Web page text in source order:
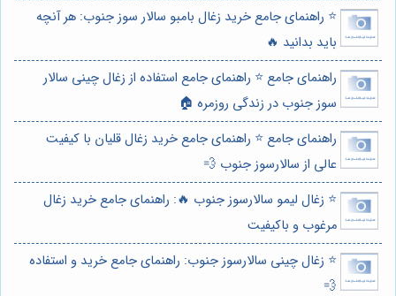
⭐️ راهنمای جامع خرید زغال بامبو سالار سوز جنوب: هر آنچه
باید بدانید 🔥
راهنمای جامع ⭐️ راهنمای جامع استفاده از زغال چینی سالار
سوز جنوب در زندگی روزمره 🏠
راهنمای جامع ⭐️ راهنمای جامع خرید زغال قلیان با کیفیت
عالی از سالارسوز جنوب 💨
⭐️ زغال لیمو سالارسوز جنوب 🔥: راهنمای جامع خرید زغال
مرغوب و باکیفیت
⭐️ زغال چینی سالارسوز جنوب: راهنمای جامع خرید و استفاده
💨